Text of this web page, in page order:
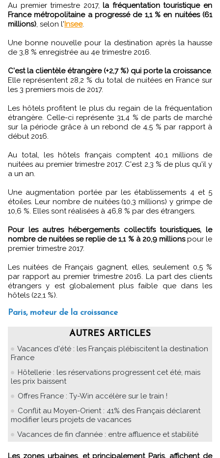
Au premier trimestre 2017,la fréquentation touristique en
France métropolitaine a progressé de 1,1 % en nuitées (61
millions), selon l'Insee.
Une bonne nouvelle pour la destination après la hausse
de 3,8 % enregistrée au 4e trimestre 2016.
C'est la clientèle étrangère (+2,7 %) qui porte la croissance.
Elle représentent 28,2 % du total de nuitées en France sur
les 3 premiers mois de 2017.
Les hôtels profitent le plus du regain de la fréquentation
étrangère. Celle-ci représente 31,4 % de parts de marché
sur la période grâce à un rebond de 4,5 % par rapport à
début 2016.
Au total, les hôtels français comptent 40,1 millions de
nuitées au premier trimestre 2017. C'est 2,3 % de plus qu'il y
a un an.
Une augmentation portée par les établissements 4 et 5
étoiles. Leur nombre de nuitées (10,3 millions) y grimpe de
10,6 %. Elles sont réalisées à 46,8 % par des étrangers.
Pour les autres hébergements collectifs touristiques, le
nombre de nuitées se replie de 1,1 % à 20,9 millionspour le
premier trimestre 2017.
Les nuitées de Français gagnent, elles, seulement 0,5 %
par rapport au premier trimestre 2016. La part des clients
étrangers y est globalement plus faible que dans les
hôtels (22,1 %).
Paris, moteur de la croissance
AUTRES ARTICLES
Vacances d'été : les Français plébiscitent la destination
France
Hôtellerie : les réservations progressent cet été, mais
les prix baissent
Offres France : Ty-Win accélère sur le train !
Conflit au Moyen-Orient : 41% des Français déclarent
modifier leurs projets de vacances
Vacances de fin d’année : entre affluence et stabilité
Les zones urbaines, et principalement Paris, affichent de